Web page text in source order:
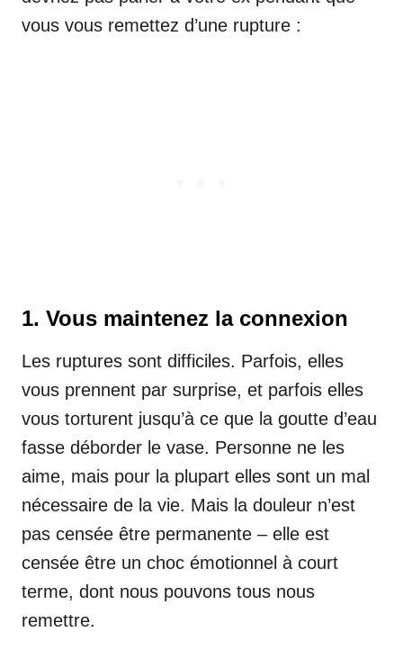
vous vous remettez d’une rupture :
1. Vous maintenez la connexion
Les ruptures sont difficiles. Parfois, elles
vous prennent par surprise, et parfois elles
vous torturent jusqu’à ce que la goutte d’eau
fasse déborder le vase. Personne ne les
aime, mais pour la plupart elles sont un mal
nécessaire de la vie. Mais la douleur n’est
pas censée être permanente – elle est
censée être un choc émotionnel à court
terme, dont nous pouvons tous nous
remettre.